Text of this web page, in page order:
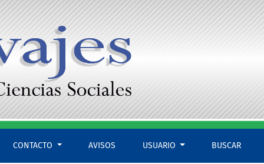
CONTACTO AVISOS USUARIO BUSCAR